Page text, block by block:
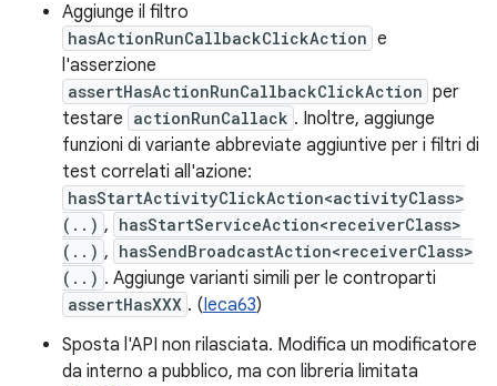
Aggiunge il filtro
hasActionRunCallbackClickAction e
l'asserzione
assertHasActionRunCallbackClickAction per
testare actionRunCallack . Inoltre, aggiunge
funzioni di variante abbreviate aggiuntive per i filtri di
test correlati all'azione:
hasStartActivityClickAction<activityClass>
(..) , hasStartServiceAction<receiverClass>
(..) , hasSendBroadcastAction<receiverClass>
(..) . Aggiunge varianti simili per le controparti
assertHasXXX . (Ieca63)
Sposta l'API non rilasciata. Modifica un modificatore
da interno a pubblico, ma con libreria limitata